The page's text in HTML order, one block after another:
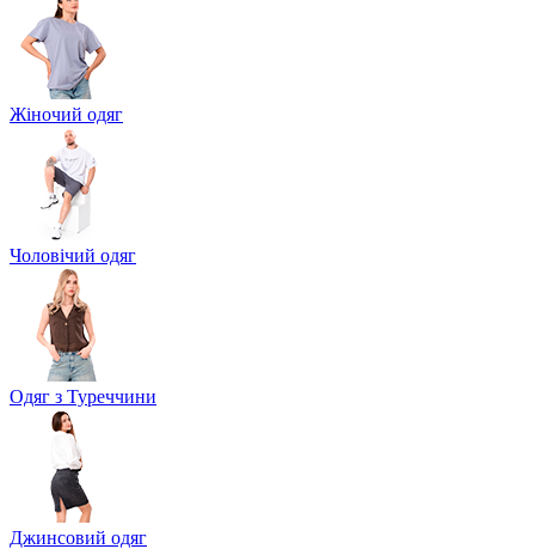
Жіночий одяг
Чоловічий одяг
Одяг з Туреччини
Джинсовий одяг